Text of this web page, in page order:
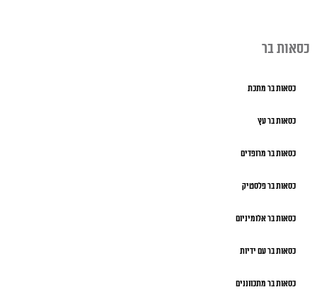
כסאות בר
כסאות בר מתכת
כסאות בר עץ
כסאות בר מרופדים
כסאות בר פלסטיק
כסאות בר אלומיניום
כסאות בר עם ידיות
כסאות בר מתכווננים